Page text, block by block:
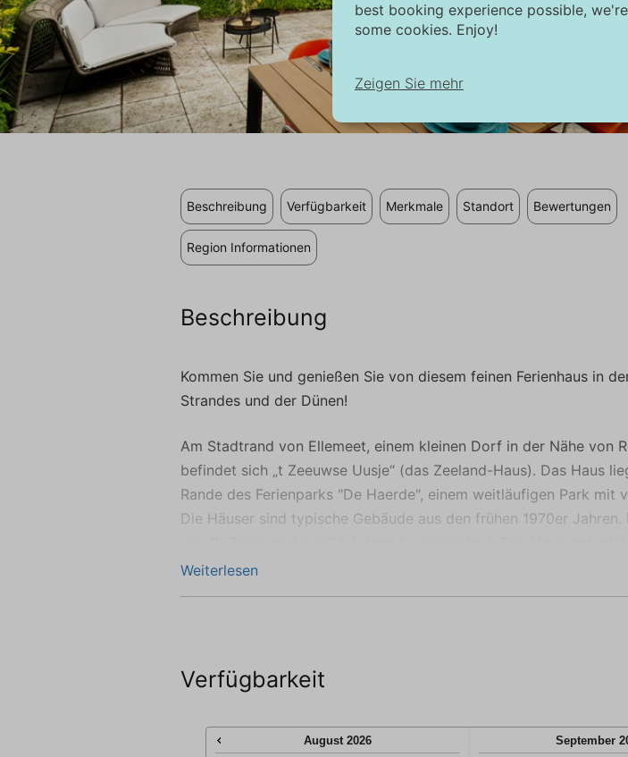
best booking experience possible,
some cookies. Enjoy!
Zeigen Sie mehr
auf geschützte Bereiche der Website
die Website nicht ordnungsgemäß
Diese Website verwendet Cookies und
anzuzeigen, die auf den individuellen
Beschreibung Verfügbarkeit Merkmale Standort Bewertungen
Region Informationen
Beschreibung
Kommen Sie und genießen Sie von diesem feinen Ferienhaus in
Strandes und der Dünen!
Am Stadtrand von Ellemeet, einem kleinen Dorf in der Nähe von
befindet sich „t Zeeuwse Uusje“ (das Zeeland-Haus). Das Haus
Rande des Ferienparks "De Haerde", einem weitläufigen Park mit
Die Häuser sind typische Gebäude aus den frühen 1970er Jahren.
Nähe des Brouwersdam, nur wenige Gehminuten vom Strand
minütigen Autofahrt. In beiden Dörfern finden Sie große
Weiterlesen
Verfügbarkeit
August 2026 September